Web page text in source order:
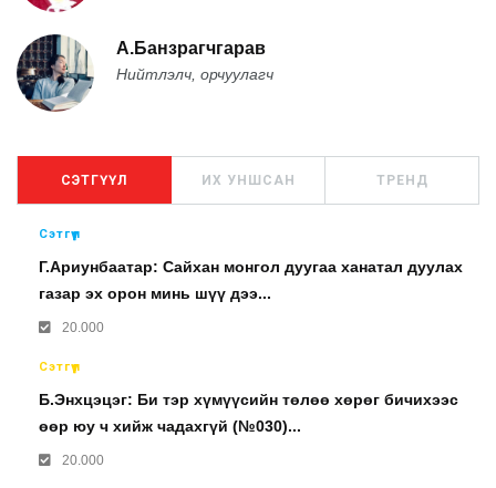
А.Банзрагчгарав
Нийтлэлч, орчуулагч
СЭТГҮҮЛ ИХ УНШСАН ТРЕНД
Сэтгүүл
Г.Ариунбаатар: Сайхан монгол дуугаа ханатал дуулах
газар эх орон минь шүү дээ...
20.000
Сэтгүүл
Б.Энхцэцэг: Би тэр хүмүүсийн төлөө хөрөг бичихээс
өөр юу ч хийж чадахгүй (№030)...
20.000